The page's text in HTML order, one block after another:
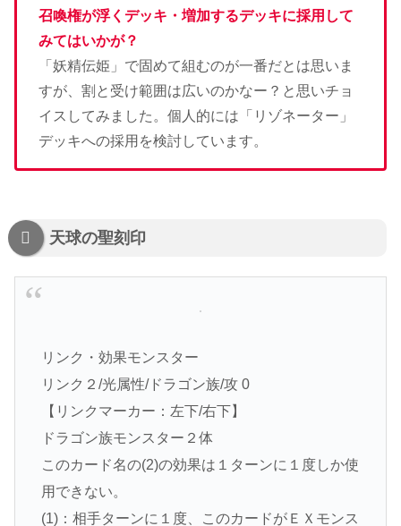
召喚権が浮くデッキ・増加するデッキに採用して
みてはいかが？
「妖精伝姫」で固めて組むのが一番だとは思いま
すが、割と受け範囲は広いのかなー？と思いチョ
イスしてみました。個人的には「リゾネーター」
デッキへの採用を検討しています。
天球の聖刻印
リンク・効果モンスター
リンク２/光属性/ドラゴン族/攻 0
【リンクマーカー：左下/右下】
ドラゴン族モンスター２体
このカード名の(2)の効果は１ターンに１度しか使
用できない。
(1)：相手ターンに１度、このカードがＥＸモンス